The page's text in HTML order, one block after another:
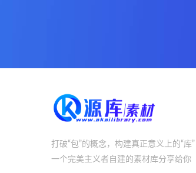
打破“包”的概念，构建真正意义上的“库”
一个完美主义者自建的素材库分享给你